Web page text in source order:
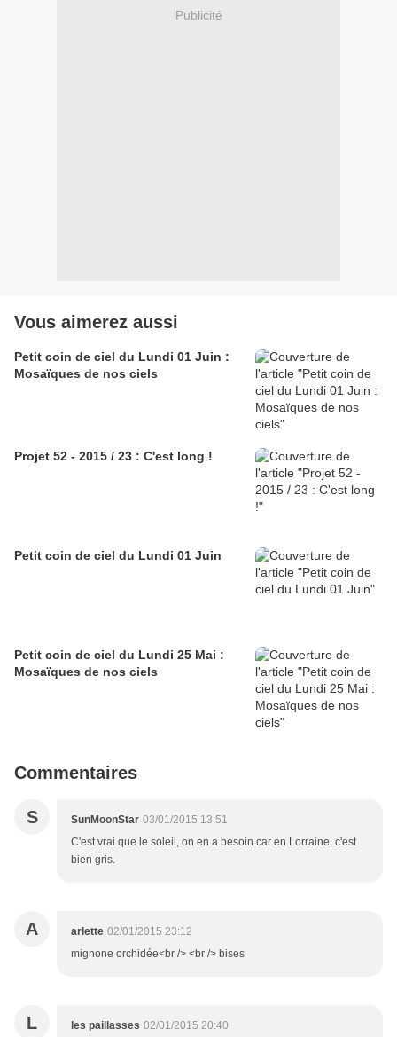
Publicité
Vous aimerez aussi
Petit coin de ciel du Lundi 01 Juin :
Mosaïques de nos ciels
Projet 52 - 2015 / 23 : C'est long !
Petit coin de ciel du Lundi 01 Juin
Petit coin de ciel du Lundi 25 Mai :
Mosaïques de nos ciels
Commentaires
S SunMoonStar 03/01/2015 13:51
C'est vrai que le soleil, on en a besoin car en Lorraine, c'est
bien gris.
A arlette 02/01/2015 23:12
mignone orchidée<br /> <br /> bises
L les paillasses 02/01/2015 20:40